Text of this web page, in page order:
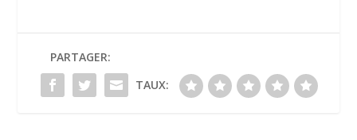
PARTAGER:
TAUX: